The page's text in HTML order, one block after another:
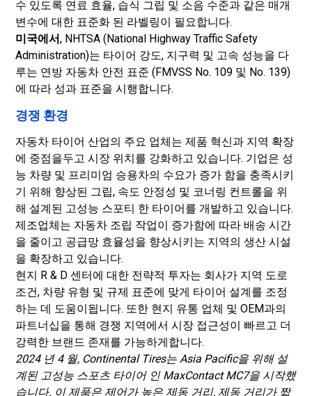
수 있도록 연료 효율, 습식 그립 및 소음 수준과 같은 매개
변수에 대한 표준화 된 라벨링이 필요합니다.
미국에서, NHTSA (National Highway Traffic Safety
Administration)는 타이어 강도, 지구력 및 고속 성능을 다
루는 연방 자동차 안전 표준 (FMVSS No. 109 및 No. 139)
에 따라 성과 표준을 시행합니다.
경쟁 환경
자동차 타이어 산업의 주요 업체는 제품 혁신과 지역 확장
에 중점을두고 시장 위치를 강화하고 있습니다. 기업은 성
능 차량 및 프리미엄 승용차의 수요가 증가 함을 충족시키
기 위해 향상된 그립, 속도 안정성 및 코너링 컨트롤을 위
해 설계된 고성능 스포티 한 타이어를 개발하고 있습니다.
제조업체는 자동차 조립 작업이 증가함에 따라 배송 시간
을 줄이고 공급망 효율성을 향상시키는 지역의 생산 시설
을 확장하고 있습니다.
현지 R & D 센터에 대한 전략적 투자는 회사가 지역 도로
조건, 차량 유형 및 규제 표준에 맞게 타이어 설계를 조정
하는 데 도움이됩니다. 또한 현지 유통 업체 및 OEM과의
파트너십을 통해 경쟁 지역에서 시장 접근성이 빠르고 더
강력한 브랜드 존재를 가능하게합니다.
2024 년 4 월, Continental Tires는 Asia Pacific을 위해 설
계된 고성능 스포츠 타이어 인 MaxContact MC7을 시작했
습니다. 이 제품은 제어가 높은 제동 거리, 제동 거리가 짧